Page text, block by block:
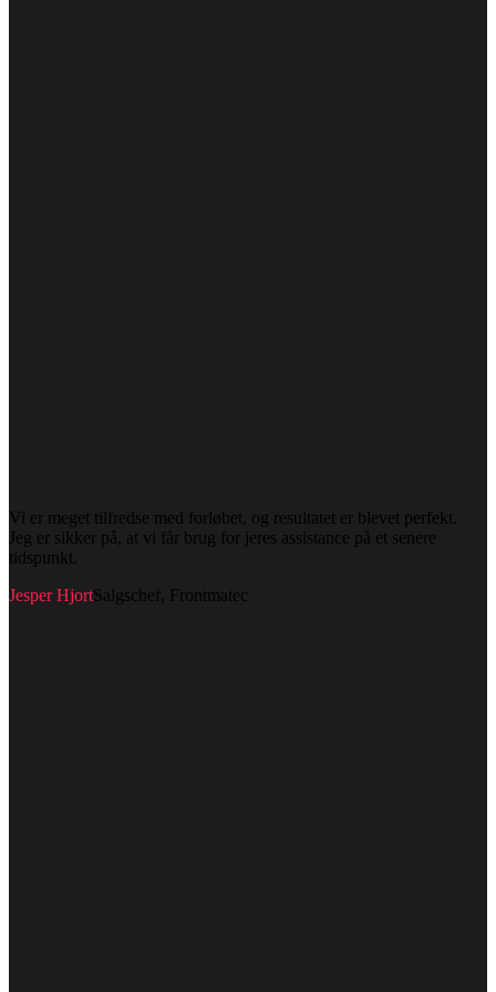
Vi er meget tilfredse med forløbet, og resultatet er blevet perfekt.
Jeg er sikker på, at vi får brug for jeres assistance på et senere
tidspunkt.
Jesper HjortSalgschef, Frontmatec